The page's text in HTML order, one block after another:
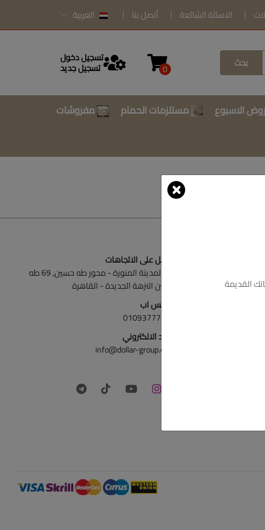
الاسئلة الشائعة أتصل بنا العربية
بحث 0
تسجيل دخول
تسجيل جديد
الاسبوع مستلزمات الحمام
مفروشات
أحصل على الاتجاهات
ش المدينة المنورة - محور طه حسين, 69 طه
حسين النزهة الجديدة - القاهرة
الواتس اب
01093777446
البريد الالكتروني
info@dollar-group.com
القديمة